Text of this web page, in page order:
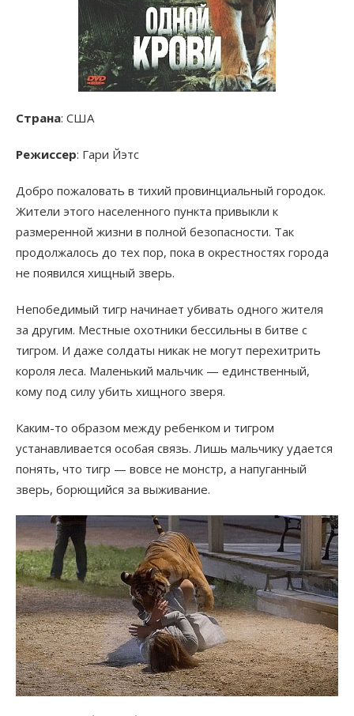
Страна: США
Режиссер: Гари Йэтс
Добро пожаловать в тихий провинциальный городок.
Жители этого населенного пункта привыкли к
размеренной жизни в полной безопасности. Так
продолжалось до тех пор, пока в окрестностях города
не появился хищный зверь.
Непобедимый тигр начинает убивать одного жителя
за другим. Местные охотники бессильны в битве с
тигром. И даже солдаты никак не могут перехитрить
короля леса. Маленький мальчик — единственный,
кому под силу убить хищного зверя.
Каким-то образом между ребенком и тигром
устанавливается особая связь. Лишь мальчику удается
понять, что тигр — вовсе не монстр, а напуганный
зверь, борющийся за выживание.